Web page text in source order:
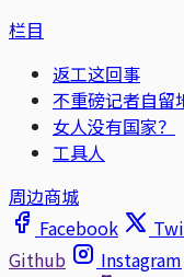
栏目
返工这回事
不重磅记者自留
女人没有国家？
工具人
周边商城
Facebook
Github
Instagram